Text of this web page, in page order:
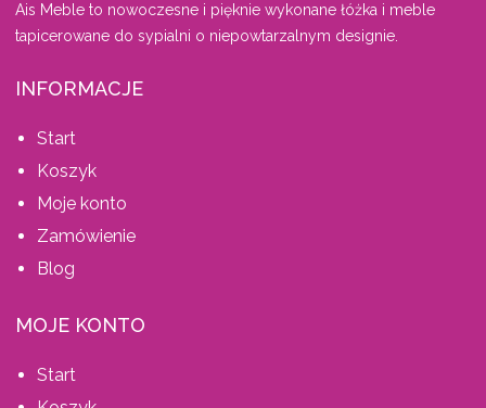
Ais Meble to nowoczesne i pięknie wykonane łóżka i meble
tapicerowane do sypialni o niepowtarzalnym designie.
INFORMACJE
Start
Koszyk
Moje konto
Zamówienie
Blog
MOJE KONTO
Start